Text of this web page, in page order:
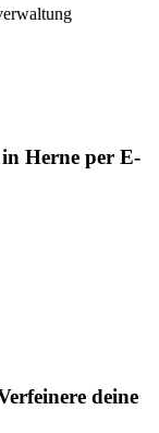
in Herne per E-
deine